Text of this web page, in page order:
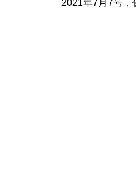
2021年7月7号，